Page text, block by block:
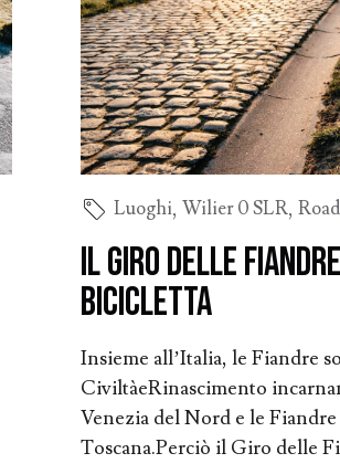
Luoghi,Wilier 0 SLR,Road
Il Giro delle
bicicletta
Insieme all’Italia, le Fiandre
CiviltàeRinascimento
Venezia del Nord e le
Toscana.Perciò il Giro delle